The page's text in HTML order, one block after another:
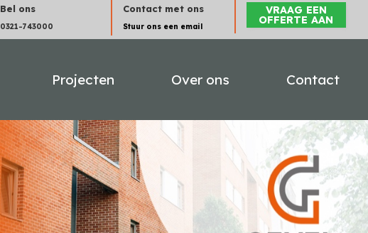
Bel ons
0321-743000
Contact met ons
Stuur ons een email
VRAAG EEN
OFFERTE AAN
Projecten Over ons Contact